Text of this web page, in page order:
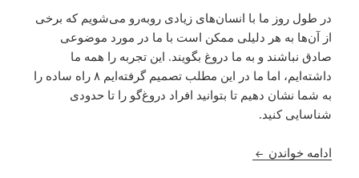
در طول روز ما با انسان‌های زیادی روبه‌رو می‌شویم که برخی
از آن‌ها به هر دلیلی ممکن است با ما در مورد موضوعی
صادق نباشند و به ما دروغ بگویند. این تجربه را همه ما
داشته‌ایم، اما ما در این مطلب تصمیم گرفته‌ایم ۸ راه ساده را
به شما نشان دهیم تا بتوانید افراد دروغ‌گو را تا حدودی
شناسایی کنید.
ادامه خواندن ۸ راه ساده برای شناسایی فرد دروغگو